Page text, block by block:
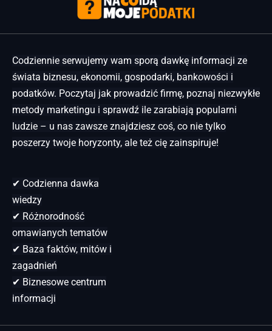
Codziennie serwujemy wam sporą dawkę informacji ze
świata biznesu, ekonomii, gospodarki, bankowości i
podatków. Poczytaj jak prowadzić firmę, poznaj niezwykłe
metody marketingu i sprawdź ile zarabiają popularni
ludzie – u nas zawsze znajdziesz coś, co nie tylko
poszerzy twoje horyzonty, ale też cię zainspiruje!
✔ Codzienna dawka
wiedzy
✔ Różnorodność
omawianych tematów
✔ Baza faktów, mitów i
zagadnień
✔ Biznesowe centrum
informacji